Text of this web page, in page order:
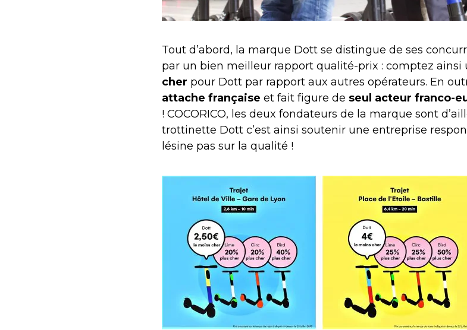
Tout d’abord, la marque Dott se distingue de ses
par un bien meilleur rapport qualité-prix : comptez ainsi
cher pour Dott par rapport aux autres opérateurs. En
attache française et fait figure de seul acteur franco-
! COCORICO, les deux fondateurs de la marque sont
trottinette Dott c’est ainsi soutenir une entreprise
lésine pas sur la qualité !